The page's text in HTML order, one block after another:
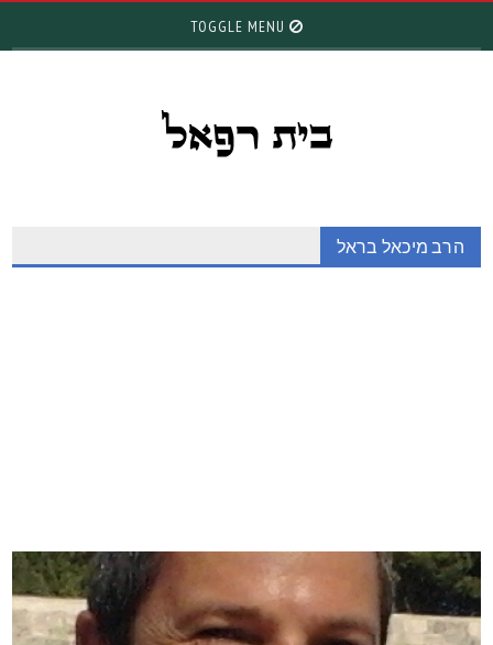
TOGGLE MENU
הרב מיכאל בראל